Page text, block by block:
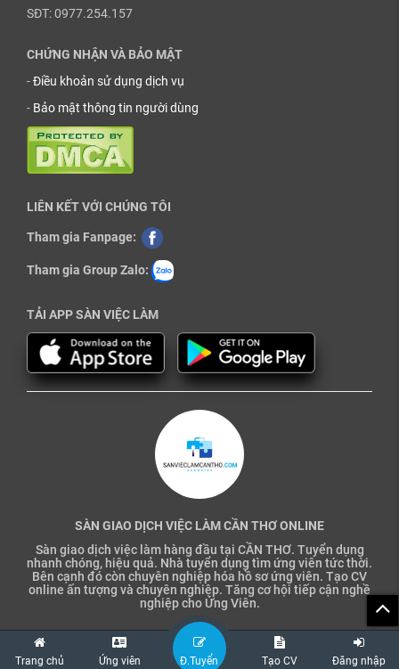
Trang chủ Ứng viên Đ.Tuyển Tạo CV Đăng nhập
SĐT: 0977.254.157
CHỨNG NHẬN VÀ BẢO MẬT
-Điều khoản sử dụng dịch vụ
- Bảo mật thông tin người dùng
LIÊN KẾT VỚI CHÚNG TÔI
Tham gia Fanpage:
Tham gia Group Zalo:
TẢI APP SÀN VIỆC LÀM
SÀN GIAO DỊCH VIỆC LÀM CẦN THƠ ONLINE
Sàn giao dịch việc làm hàng đầu tại CẦN THƠ. Tuyển dụng
nhanh chóng, hiệu quả. Nhà tuyển dụng tìm ứng viên tức thời.
Bên cạnh đó còn chuyên nghiệp hóa hồ sơ ứng viên. Tạo CV
online ấn tượng và chuyên nghiệp. Tăng cơ hội tiếp cận nghề
nghiệp cho Ứng Viên.